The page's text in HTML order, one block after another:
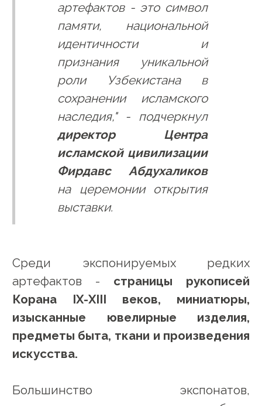
артефактов - это символ
памяти, национальной
идентичности и
признания уникальной
роли Узбекистана в
сохранении исламского
наследия," - подчеркнул
директор Центра
исламской цивилизации
Фирдавс Абдухаликов
на церемонии открытия
выставки.
Среди экспонируемых редких
артефактов - страницы рукописей
Корана IX-XIII веков, миниатюры,
изысканные ювелирные изделия,
предметы быта, ткани и произведения
искусства.
Большинство экспонатов,